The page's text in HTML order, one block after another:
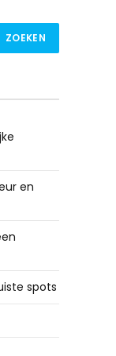
en
spots